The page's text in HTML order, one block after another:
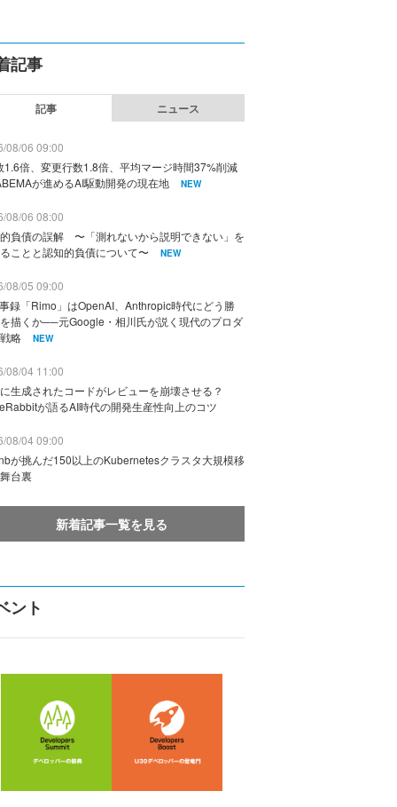
記事
記事 ニュース
08/06 09:00
1.6倍、変更行数1.8倍、平均マージ時間37%削減
が進めるAI駆動開発の現在地
NEW
08/06 08:00
負債の誤解 〜「測れないから説明できない」を
ことと認知的負債について〜
NEW
08/05 09:00
録「Rimo」はOpenAI、Anthropic時代にどう勝
描くか──元Google・相川氏が説く現代のプロダ
略
NEW
08/04 11:00
生成されたコードがレビューを崩壊させる？
が語るAI時代の開発生産性向上のコツ
08/04 09:00
が挑んだ150以上のKubernetesクラスタ大規模移
台裏
新着記事一覧を見る
ント